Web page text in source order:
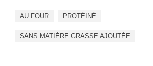
AU FOUR PROTÉINÉ
SANS MATIÈRE GRASSE AJOUTÉE